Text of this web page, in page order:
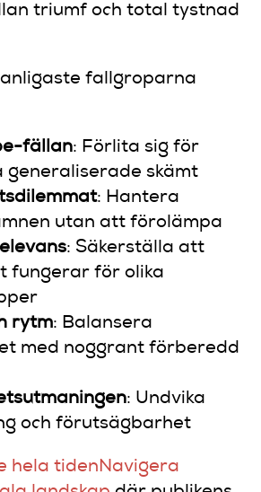
triumf och total tystnad
fallgroparna
fällan: Förlita sig för
generaliserade skämt
: Hantera
utan att förolämpa
: Säkerställa att
fungerar för olika
rytm: Balansera
med noggrant förberedd
: Undvika
och förutsägbarhet
hela tidenNavigera